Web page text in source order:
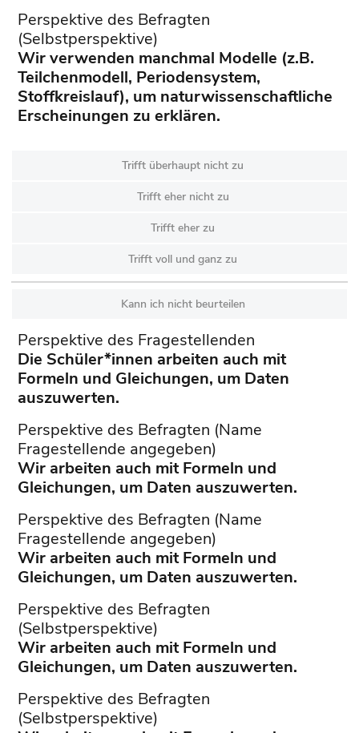
Perspektive des Befragten
(Selbstperspektive)
Wir verwenden manchmal Modelle (z.B.
Teilchenmodell, Periodensystem,
Stoffkreislauf), um naturwissenschaftliche
Erscheinungen zu erklären.
Trifft überhaupt nicht zu
Trifft eher nicht zu
Trifft eher zu
Trifft voll und ganz zu
Kann ich nicht beurteilen
Perspektive des Fragestellenden
Die Schüler*innen arbeiten auch mit
Formeln und Gleichungen, um Daten
auszuwerten.
Perspektive des Befragten (Name
Fragestellende angegeben)
Wir arbeiten auch mit Formeln und
Gleichungen, um Daten auszuwerten.
Perspektive des Befragten (Name
Fragestellende angegeben)
Wir arbeiten auch mit Formeln und
Gleichungen, um Daten auszuwerten.
Perspektive des Befragten
(Selbstperspektive)
Wir arbeiten auch mit Formeln und
Gleichungen, um Daten auszuwerten.
Perspektive des Befragten
(Selbstperspektive)